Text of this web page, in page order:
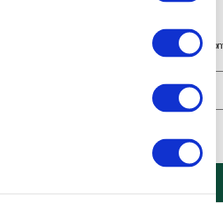
köp på nätet och ta del av erbjudanden året